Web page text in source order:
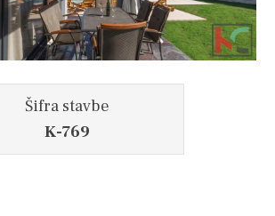
Šifra stavbe
K-769